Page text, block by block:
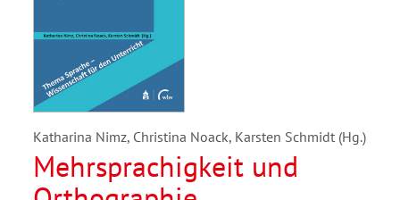
Katharina Nimz, Christina Noack, Karsten Schmidt (Hg.)
Mehrsprachigkeit und